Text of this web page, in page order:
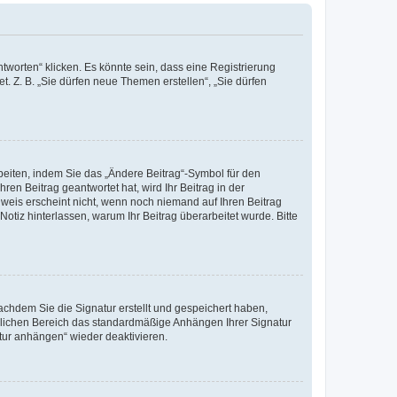
klicken. Es könnte sein, dass eine Registrierung
B. „Sie dürfen neue Themen erstellen“, „Sie dürfen
indem Sie das „Ändere Beitrag“-Symbol für den
Beitrag geantwortet hat, wird Ihr Beitrag in der
erscheint nicht, wenn noch niemand auf Ihren Beitrag
hinterlassen, warum Ihr Beitrag überarbeitet wurde. Bitte
Sie die Signatur erstellt und gespeichert haben,
Bereich das standardmäßige Anhängen Ihrer Signatur
anhängen“ wieder deaktivieren.